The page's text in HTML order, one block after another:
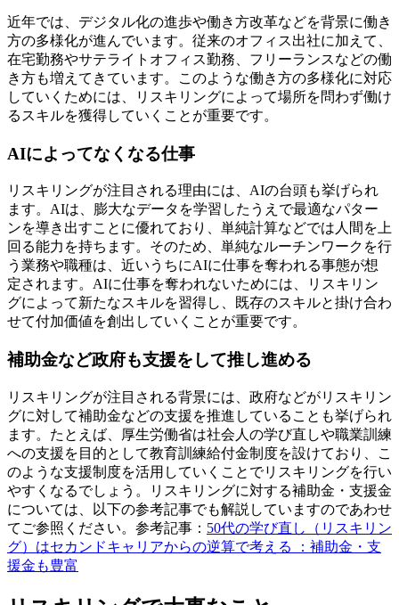
近年では、デジタル化の進歩や働き方改革などを背景に働き
方の多様化が進んでいます。従来のオフィス出社に加えて、
在宅勤務やサテライトオフィス勤務、フリーランスなどの働
き方も増えてきています。このような働き方の多様化に対応
していくためには、リスキリングによって場所を問わず働け
るスキルを獲得していくことが重要です。
AIによってなくなる仕事
リスキリングが注目される理由には、AIの台頭も挙げられ
ます。AIは、膨大なデータを学習したうえで最適なパター
ンを導き出すことに優れており、単純計算などでは人間を上
回る能力を持ちます。そのため、単純なルーチンワークを行
う業務や職種は、近いうちにAIに仕事を奪われる事態が想
定されます。AIに仕事を奪われないためには、リスキリン
グによって新たなスキルを習得し、既存のスキルと掛け合わ
せて付加価値を創出していくことが重要です。
補助金など政府も支援をして推し進める
リスキリングが注目される背景には、政府などがリスキリン
グに対して補助金などの支援を推進していることも挙げられ
ます。たとえば、厚生労働省は社会人の学び直しや職業訓練
への支援を目的として教育訓練給付金制度を設けており、こ
のような支援制度を活用していくことでリスキリングを行い
やすくなるでしょう。リスキリングに対する補助金・支援金
については、以下の参考記事でも解説していますのであわせ
てご参照ください。参考記事： 50代の学び直し（リスキリン
グ）はセカンドキャリアからの逆算で考える ：補助金・支
援金も豊富